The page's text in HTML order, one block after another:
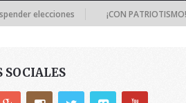
elecciones ¡CON PATRIOTISMO!
SOCIALES